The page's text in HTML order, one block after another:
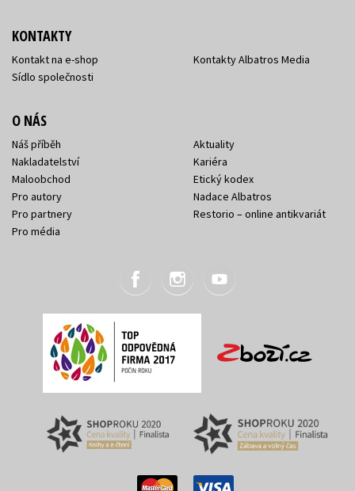
KONTAKTY
Kontakt na e-shop
Sídlo společnosti
Kontakty Albatros Media
O NÁS
Náš příběh
Nakladatelství
Maloobchod
Pro autory
Pro partnery
Pro média
Aktuality
Kariéra
Etický kodex
Nadace Albatros
Restorio – online antikvariát